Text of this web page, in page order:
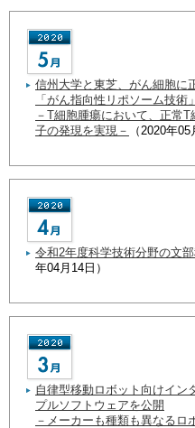
信州大学と東芝、がん細胞に
「がん指向性リポソーム技術
－T細胞腫瘍において、正常
子の発現を実現－
（2020年05
令和2年度科学技術分野の文
年04月14日）
自律型移動ロボット向けイン
プルソフトウェアを公開
－メーカーも種類も異なるロ